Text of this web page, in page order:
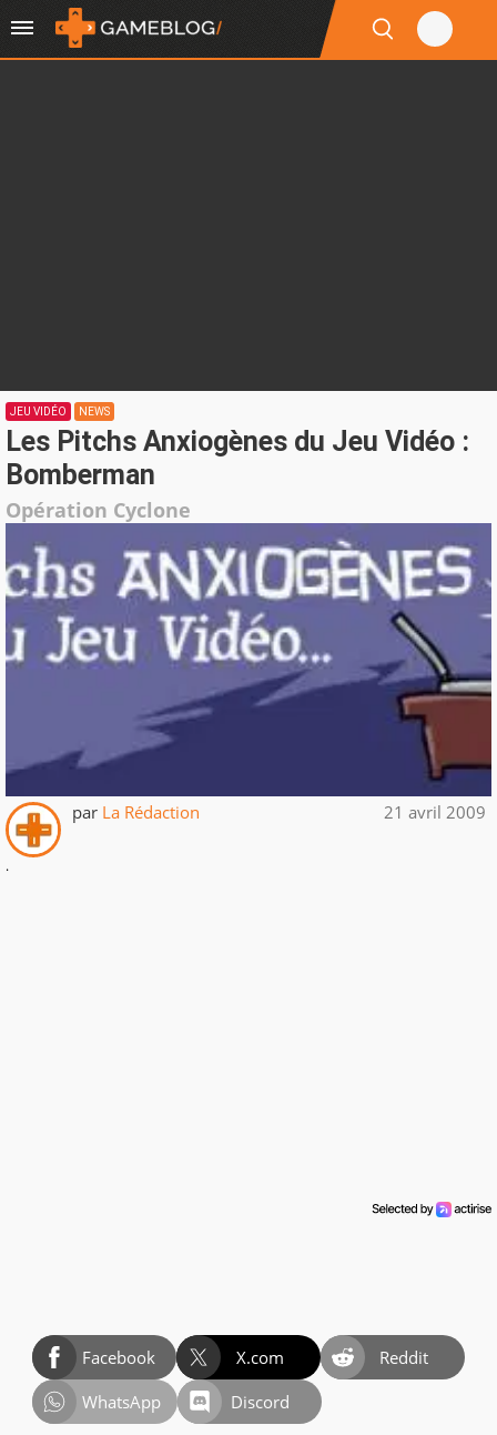
JEU VIDÉO NEWS
Les Pitchs Anxiogènes du Jeu Vidéo :
Bomberman
Opération Cyclone
par La Rédaction 21 avril 2009
.
Facebook X.com
Reddit
WhatsApp
Discord